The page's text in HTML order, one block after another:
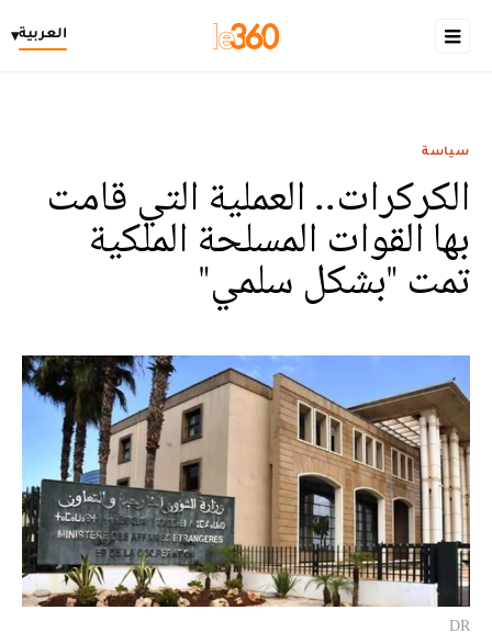
العربية▾
سياسة
الكركرات.. العملية التي قامت
بها القوات المسلحة الملكية
تمت "بشكل سلمي"
DR